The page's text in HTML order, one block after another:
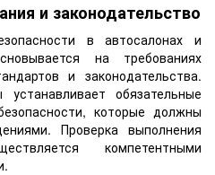
и законодательство
в автосалонах и
на требованиях
и законодательства.
устанавливает обязательные
которые должны
Проверка выполнения
компетентными